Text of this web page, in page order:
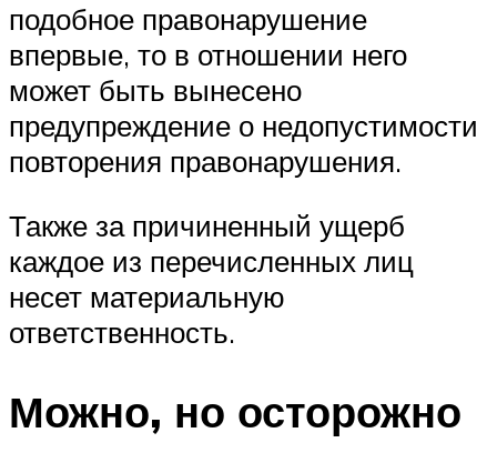
подобное правонарушение
впервые, то в отношении него
может быть вынесено
предупреждение о недопустимости
повторения правонарушения.
Также за причиненный ущерб
каждое из перечисленных лиц
несет материальную
ответственность.
Можно, но осторожно